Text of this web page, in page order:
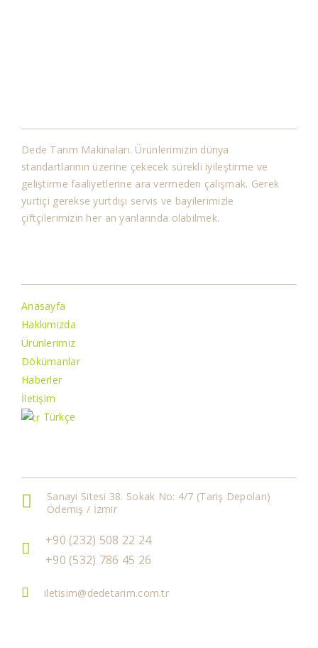
Dede Tarım Makinaları. Ürünlerimizin dünya
standartlarının üzerine çekecek sürekli iyileştirme ve
geliştirme faaliyetlerine ara vermeden çalışmak. Gerek
yurtiçi gerekse yurtdışı servis ve bayilerimizle
çiftçilerimizin her an yanlarında olabilmek.
Anasayfa
Hakkımızda
Ürünlerimiz
Dökümanlar
Haberler
İletişim
Türkçe
Sanayi Sitesi 38. Sokak No: 4/7 (Tariş Depoları)
Ödemiş / İzmir
+90 (232) 508 22 24
+90 (532) 786 45 26
iletisim@dedetarim.com.tr